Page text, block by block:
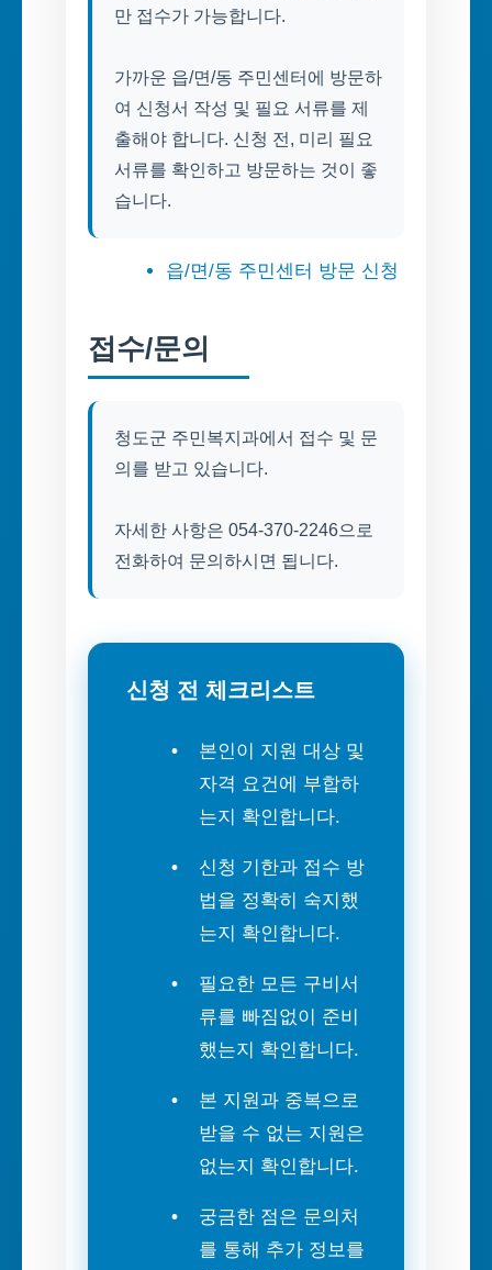
만 접수가 가능합니다.
가까운 읍/면/동 주민센터에 방문하
여 신청서 작성 및 필요 서류를 제
출해야 합니다. 신청 전, 미리 필요
서류를 확인하고 방문하는 것이 좋
습니다.
읍/면/동 주민센터 방문 신청
접수/문의
청도군 주민복지과에서 접수 및 문
의를 받고 있습니다.
자세한 사항은 054-370-2246으로
전화하여 문의하시면 됩니다.
신청 전 체크리스트
본인이 지원 대상 및
자격 요건에 부합하
는지 확인합니다.
신청 기한과 접수 방
법을 정확히 숙지했
는지 확인합니다.
필요한 모든 구비서
류를 빠짐없이 준비
했는지 확인합니다.
본 지원과 중복으로
받을 수 없는 지원은
없는지 확인합니다.
궁금한 점은 문의처
를 통해 추가 정보를